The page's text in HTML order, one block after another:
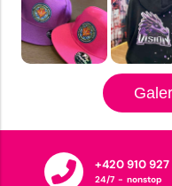
+420 910 927
24/7 - nonstop